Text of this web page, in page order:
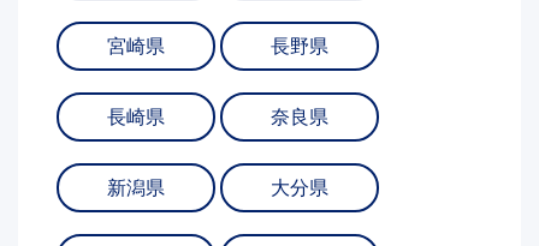
宮崎県 長野県
長崎県 奈良県
新潟県 大分県